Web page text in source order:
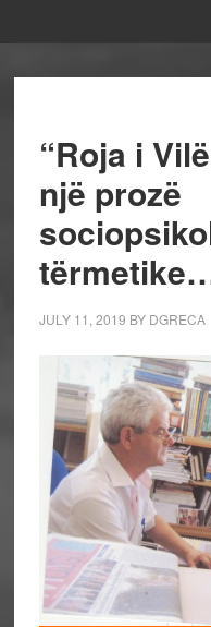
“Roja i
një prozë
JULY 11, 2019 BY DGRECA